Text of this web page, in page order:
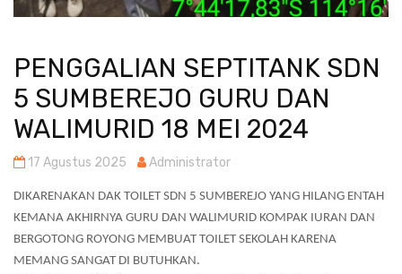
PENGGALIAN SEPTITANK SDN
5 SUMBEREJO GURU DAN
WALIMURID 18 MEI 2024
17 Agustus 2025 Administrator
DIKARENAKAN DAK TOILET SDN 5 SUMBEREJO YANG HILANG ENTAH
KEMANA AKHIRNYA GURU DAN WALIMURID KOMPAK IURAN DAN
BERGOTONG ROYONG MEMBUAT TOILET SEKOLAH KARENA
MEMANG SANGAT DI BUTUHKAN.